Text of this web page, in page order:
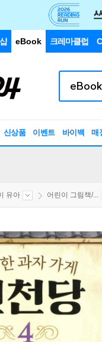
eBook 크레마클럽
신상품 이벤트 바이백 매
유아 어린이 그림책/...